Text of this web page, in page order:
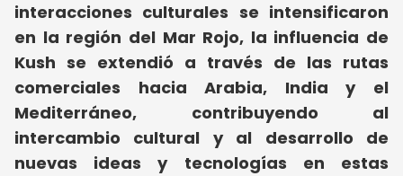
interacciones culturales se intensificaron
en la región del Mar Rojo, la influencia de
Kush se extendió a través de las rutas
comerciales hacia Arabia, India y el
Mediterráneo, contribuyendo al
intercambio cultural y al desarrollo de
nuevas ideas y tecnologías en estas